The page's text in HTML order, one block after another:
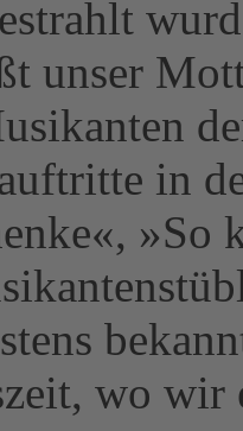
unser
in
wo wir